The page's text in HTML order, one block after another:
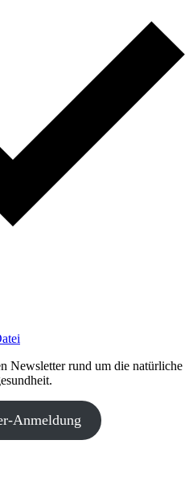
Newsletter rund um die natürliche
Anmeldung